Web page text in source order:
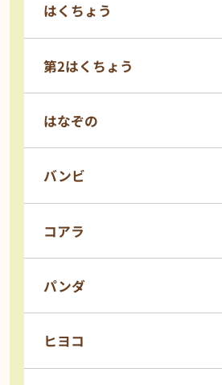
はくちょう
第2はくちょう
はなぞの
バンビ
コアラ
パンダ
ヒヨコ